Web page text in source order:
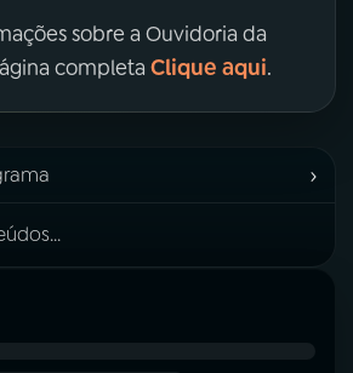
sobre a Ouvidoria da
completa Clique aqui.
›